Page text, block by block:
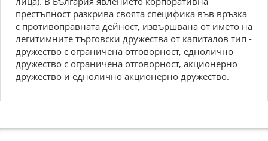
престъпност разкрива своята специфика във връзка
с противоправната дейност, извършвана от името на
легитимните търговски дружества от капиталов тип -
дружество с ограничена отговорност, еднолично
дружество с ограничена отговорност, акционерно
дружество и еднолично акционерно дружество.